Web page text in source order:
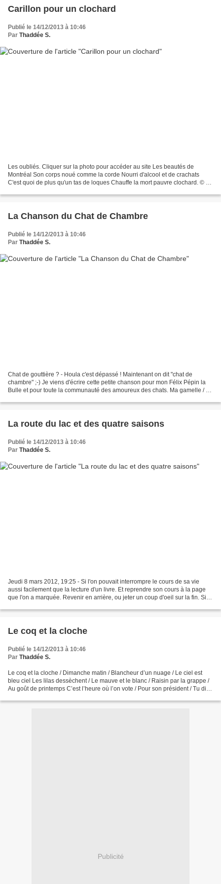
Carillon pour un clochard
Publié le 14/12/2013 à 10:46
Par Thaddée S.
Les oubliés. Cliquer sur la photo pour accéder au site Les beautés de
Montréal Son corps noué comme la corde Nourri d'alcool et de crachats
C'est quoi de plus qu'un tas de loques Chauffe la mort pauvre clochard. © TS
La Chanson du Chat de Chambre
Publié le 14/12/2013 à 10:46
Par Thaddée S.
Chat de gouttière ? - Houla c'est dépassé ! Maintenant on dit "chat de
chambre" ;-) Je viens d'écrire cette petite chanson pour mon Félix Pépin la
Bulle et pour toute la communauté des amoureux des chats. Ma gamelle / En
La route du lac et des quatre saisons
Publié le 14/12/2013 à 10:46
Par Thaddée S.
Jeudi 8 mars 2012, 19:25 - Si l'on pouvait interrompre le cours de sa vie
aussi facilement que la lecture d'un livre. Et reprendre son cours à la page
que l'on a marquée. Revenir en arrière, ou jeter un coup d'oeil sur la fin. Si
Le coq et la cloche
Publié le 14/12/2013 à 10:46
Par Thaddée S.
Le coq et la cloche / Dimanche matin / Blancheur d’un nuage / Le ciel est
bleu ciel Les lilas dessèchent / Le mauve et le blanc / Raisin par la grappe /
Au goût de printemps C’est l’heure où l’on vote / Pour son président / Tu dis
Publicité